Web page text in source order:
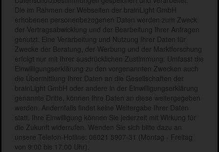
Die im Rahmen der Webseiten der brainLight GmbH
erhobenen personenbezogenen Daten werden zum Zweck
der Vertragsabwicklung und der Bearbeitung Ihrer Anfragen
genutzt. Eine Verarbeitung und Nutzung Ihrer Daten für
Zwecke der Beratung, der Werbung und der Marktforschung
erfolgt nur mit Ihrer ausdrücklichen Zustimmung. Umfasst die
Einwilligungserklärung zu den vorgenannten Zwecken auch
die Übermittlung Ihrer Daten an die Gesellschaften der
brainLight GmbH oder andere in der Einwilligungserklärung
genannte Dritte, können Ihre Daten an diese weitergegeben
werden. Andernfalls findet keine Weitergabe Ihrer Daten
statt. Ihre Einwilligung können Sie jederzeit mit Wirkung für
die Zukunft widerrufen. Wenden Sie sich bitte dazu an
unsere Telefon-Hotline: 06021 5907-31 (Montag - Freitag
von 9:00 bis 17:00 Uhr).